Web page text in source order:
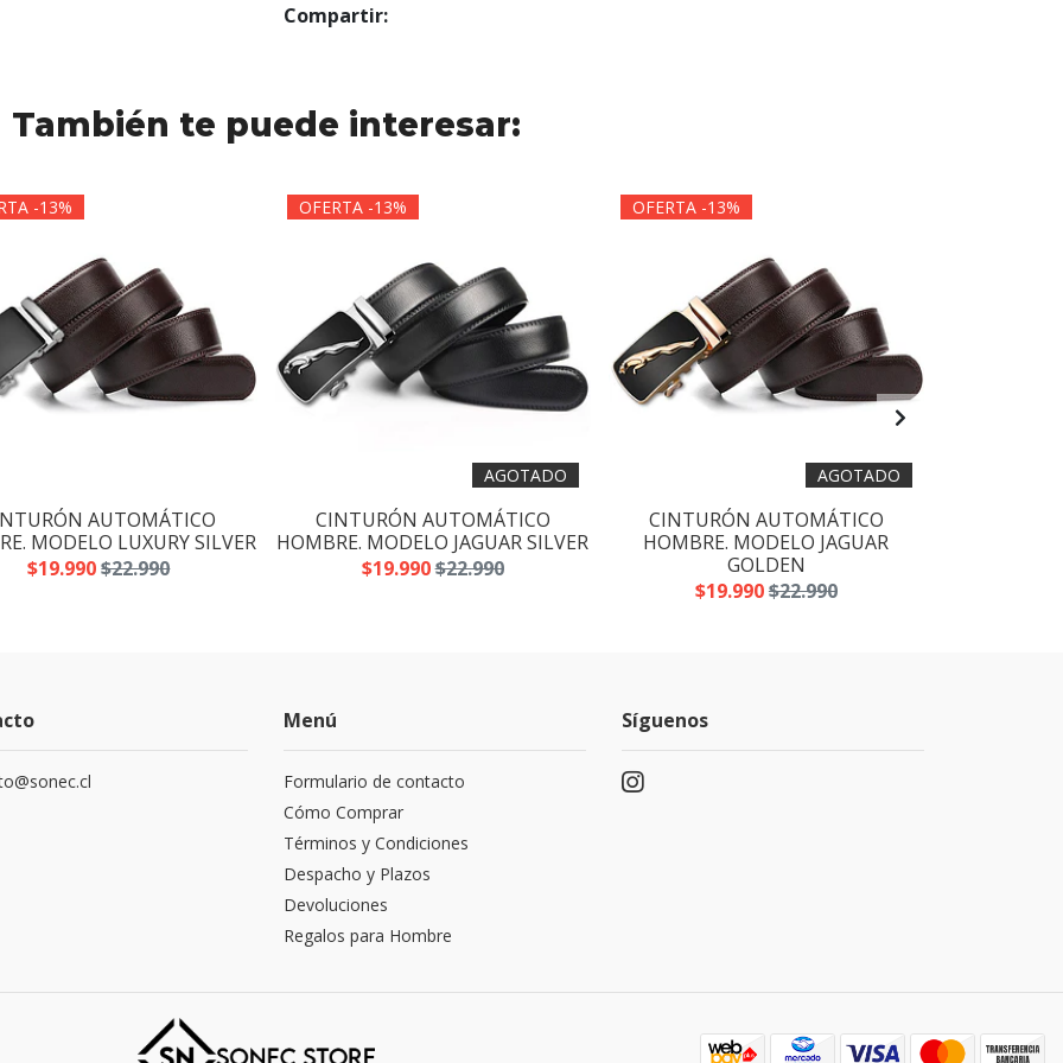
Compartir:
También te puede interesar:
-13%
AUTOMÁTICO
MODELO LUXURY SILVER
$19.990$22.990
OFERTA -13%
AGOTADO
CINTURÓN AUTOMÁTICO
HOMBRE. MODELO JAGUAR SILVER
$19.990$22.990
OFERTA -13%
AGOTADO
CINTURÓN AUTOMÁTICO
HOMBRE. MODELO JAGUAR
GOLDEN
$19.990$22.990
Menú
Formulario de contacto
Cómo Comprar
Términos y Condiciones
Despacho y Plazos
Devoluciones
Regalos para Hombre
Síguenos